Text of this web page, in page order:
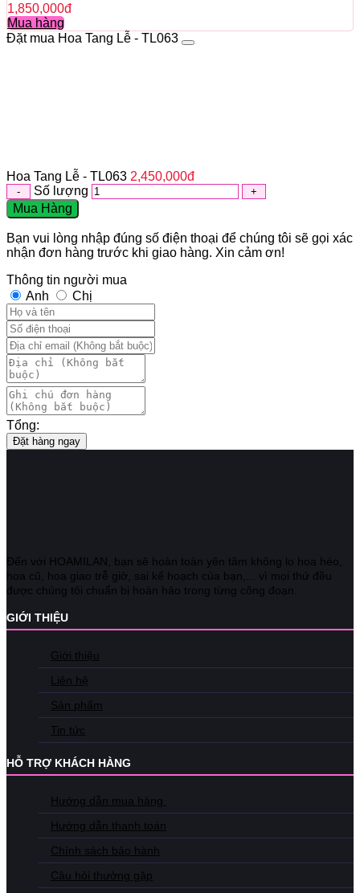
1,850,000đ
Mua hàng
Đặt mua Hoa Tang Lễ - TL063
Hoa Tang Lễ - TL063 2,450,000đ
Số lượng
Mua Hàng
Bạn vui lòng nhập đúng số điện thoại để chúng tôi sẽ gọi xác
nhận đơn hàng trước khi giao hàng. Xin cảm ơn!
Thông tin người mua
Anh
Chị
Tổng:
Đặt hàng ngay
Đến với HOAMILAN, bạn sẽ hoàn toàn yên tâm không lo hoa héo,
hoa cũ, hoa giao trễ giờ, sai kế hoạch của bạn,... vì mọi thứ đều
được chúng tôi chuẩn bị hoàn hảo trong từng công đoạn.
GIỚI THIỆU
Giới thiệu
Liên hệ
Sản phẩm
Tin tức
HỖ TRỢ KHÁCH HÀNG
Hướng dẫn mua hàng
Hướng dẫn thanh toán
Chính sách bảo hành
Câu hỏi thường gặp